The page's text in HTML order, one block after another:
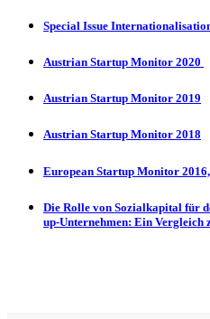
Special Issue
Austrian Startup Monitor 2020
Austrian Startup Monitor 2019
Austrian Startup Monitor 2018
European Startup Monitor
Die Rolle von Sozialkapital für
up-Unternehmen: Ein Vergleich